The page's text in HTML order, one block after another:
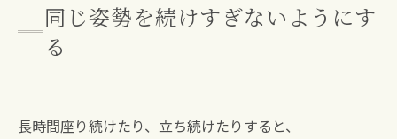
同じ姿勢を続けすぎないようにす
る
長時間座り続けたり、立ち続けたりすると、